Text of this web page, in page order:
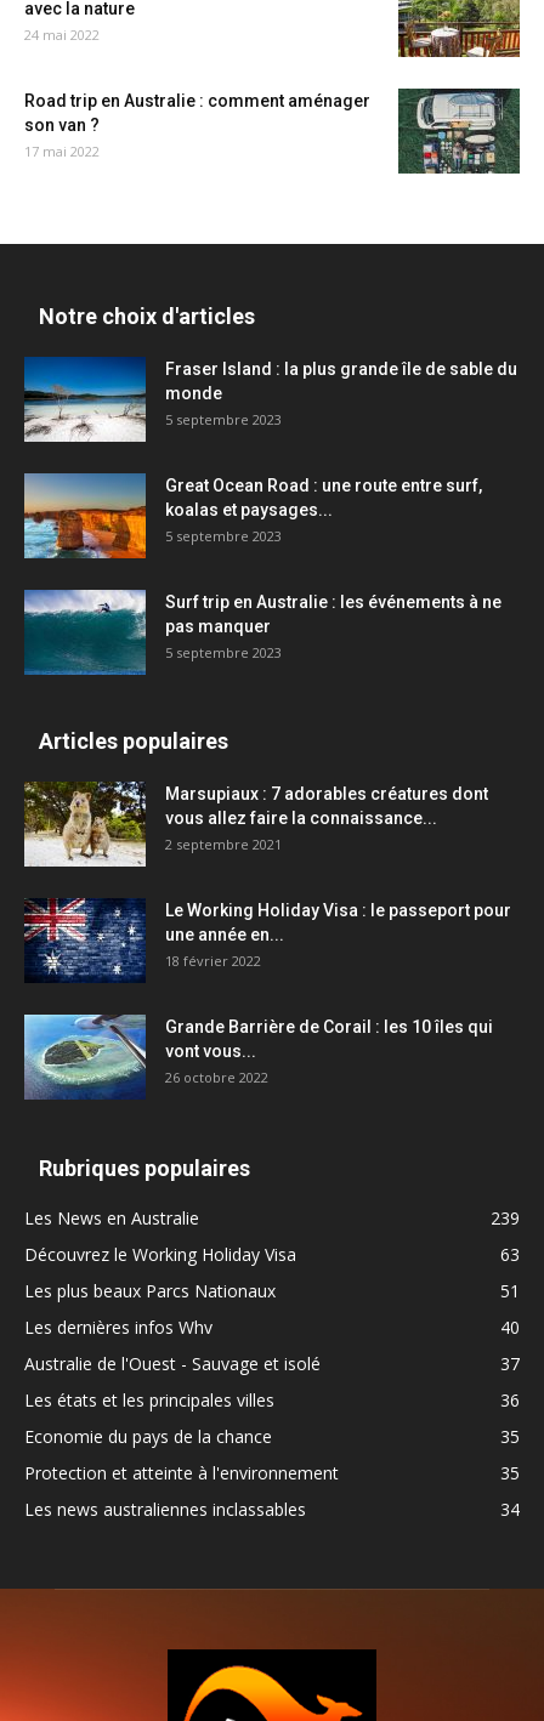
avec la nature
24 mai 2022
Road trip en Australie : comment aménager
son van ?
17 mai 2022
Notre choix d'articles
Fraser Island : la plus grande île de sable du
monde
5 septembre 2023
Great Ocean Road : une route entre surf,
koalas et paysages...
5 septembre 2023
Surf trip en Australie : les événements à ne
pas manquer
5 septembre 2023
Articles populaires
Marsupiaux : 7 adorables créatures dont
vous allez faire la connaissance...
2 septembre 2021
Le Working Holiday Visa : le passeport pour
une année en...
18 février 2022
Grande Barrière de Corail : les 10 îles qui
vont vous...
26 octobre 2022
Rubriques populaires
Les News en Australie
239
Découvrez le Working Holiday Visa
63
Les plus beaux Parcs Nationaux
51
Les dernières infos Whv
40
Australie de l'Ouest - Sauvage et isolé
37
Les états et les principales villes
36
Economie du pays de la chance
35
Protection et atteinte à l'environnement
35
Les news australiennes inclassables
34